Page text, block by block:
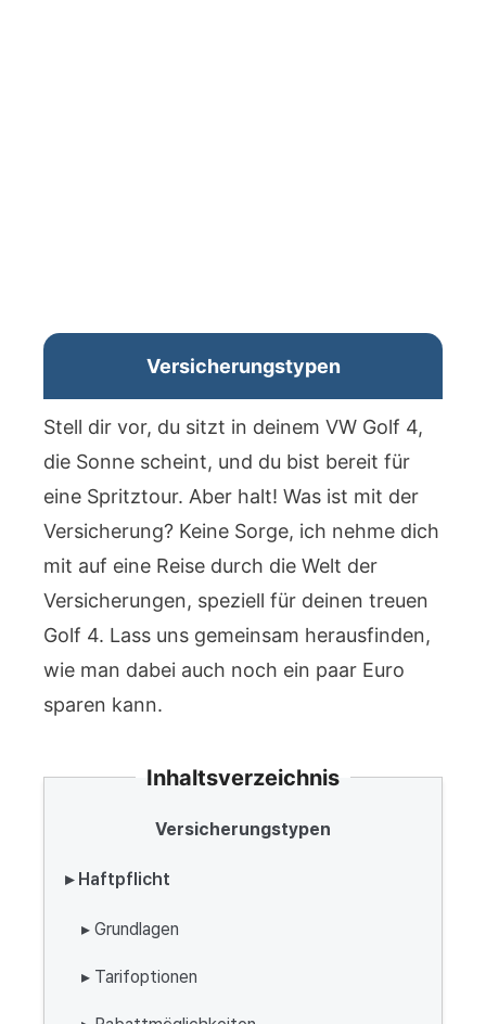
Versicherungstypen
Stell dir vor, du sitzt in deinem VW Golf 4,
die Sonne scheint, und du bist bereit für
eine Spritztour. Aber halt! Was ist mit der
Versicherung? Keine Sorge, ich nehme dich
mit auf eine Reise durch die Welt der
Versicherungen, speziell für deinen treuen
Golf 4. Lass uns gemeinsam herausfinden,
wie man dabei auch noch ein paar Euro
sparen kann.
Inhaltsverzeichnis
Versicherungstypen
▸ Haftpflicht
▸ Grundlagen
▸ Tarifoptionen